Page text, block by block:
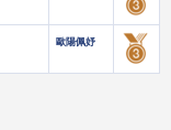
歐陽佩妤